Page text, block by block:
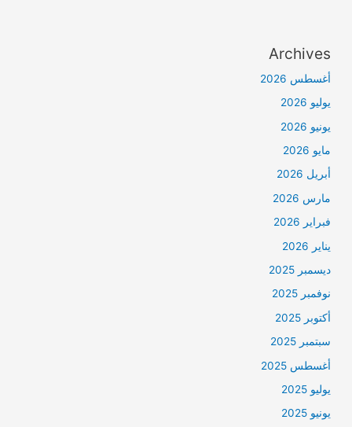
Archives
أغسطس 2026
يوليو 2026
يونيو 2026
مايو 2026
أبريل 2026
مارس 2026
فبراير 2026
يناير 2026
ديسمبر 2025
نوفمبر 2025
أكتوبر 2025
سبتمبر 2025
أغسطس 2025
يوليو 2025
يونيو 2025